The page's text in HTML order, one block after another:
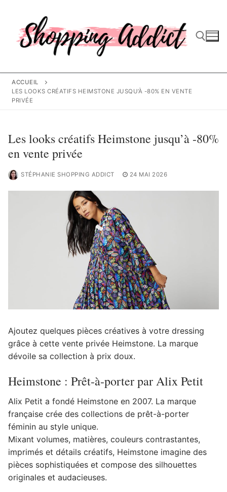
contenu
ACCUEIL
LES LOOKS CRÉATIFS HEIMSTONE JUSQU’À -80% EN VENTE
PRIVÉE
Les looks créatifs Heimstone jusqu’à -80%
en vente privée
STÉPHANIE SHOPPING ADDICT 24 MAI 2026
Ajoutez quelques pièces créatives à votre dressing
grâce à cette vente privée Heimstone. La marque
dévoile sa collection à prix doux.
Heimstone : Prêt-à-porter par Alix Petit
Alix Petit a fondé Heimstone en 2007. La marque
française crée des collections de prêt-à-porter
féminin au style unique.
Mixant volumes, matières, couleurs contrastantes,
imprimés et détails créatifs, Heimstone imagine des
pièces sophistiquées et compose des silhouettes
originales et audacieuses.